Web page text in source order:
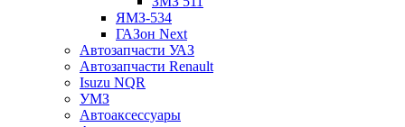
ЯМЗ-534
ГАЗон Next
Автозапчасти УАЗ
Автозапчасти Renault
Isuzu NQR
УМЗ
Автоаксессуары